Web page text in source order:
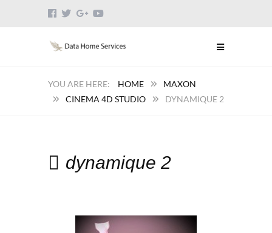
HOME
MAXON
CINEMA 4D STUDIO
DYNAMIQUE 2
dynamique 2